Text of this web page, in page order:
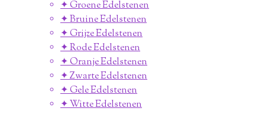
✦ Groene Edelstenen
✦ Bruine Edelstenen
✦ Grijze Edelstenen
✦ Rode Edelstenen
✦ Oranje Edelstenen
✦ Zwarte Edelstenen
✦ Gele Edelstenen
✦ Witte Edelstenen